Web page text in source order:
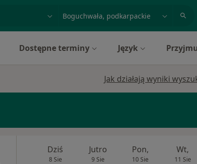
Dostępne terminy Język
Jak działają wyniki
Dziś
8 Sie
Jutro
9 Sie
Pon,
10 Sie
Wt,
11 Sie